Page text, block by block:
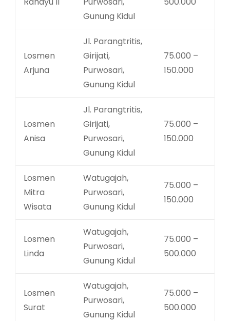
Gunung Kidul
Losmen
Arjuna
Jl. Parangtritis,
Girijati,
Purwosari,
Gunung Kidul
75.000 –
150.000
Losmen
Anisa
Jl. Parangtritis,
Girijati,
Purwosari,
Gunung Kidul
75.000 –
150.000
Losmen
Mitra
Wisata
Watugajah,
Purwosari,
Gunung Kidul
75.000 –
150.000
Losmen
Linda
Watugajah,
Purwosari,
Gunung Kidul
75.000 –
500.000
Losmen
Surat
Watugajah,
Purwosari,
Gunung Kidul
75.000 –
500.000